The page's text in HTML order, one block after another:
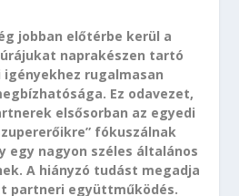
jobban előtérbe kerül a
naprakészen tartó
rugalmasan
Ez odavezet,
elsősorban az egyedi
fókuszálnak
egy nagyon széles általános
A hiányzó tudást megadja
partneri együttműködés.